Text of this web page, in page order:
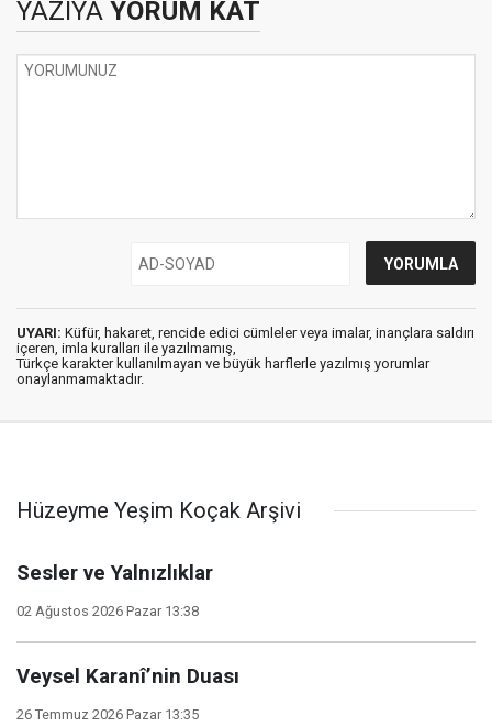
YAZIYA YORUM KAT
UYARI: Küfür, hakaret, rencide edici cümleler veya imalar, inançlara saldırı
içeren, imla kuralları ile yazılmamış,
Türkçe karakter kullanılmayan ve büyük harflerle yazılmış yorumlar
onaylanmamaktadır.
Hüzeyme Yeşim Koçak Arşivi
Sesler ve Yalnızlıklar
02 Ağustos 2026 Pazar 13:38
Veysel Karanî’nin Duası
26 Temmuz 2026 Pazar 13:35